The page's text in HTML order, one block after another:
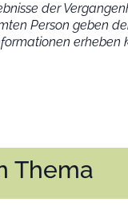
der
Person geben
Thema